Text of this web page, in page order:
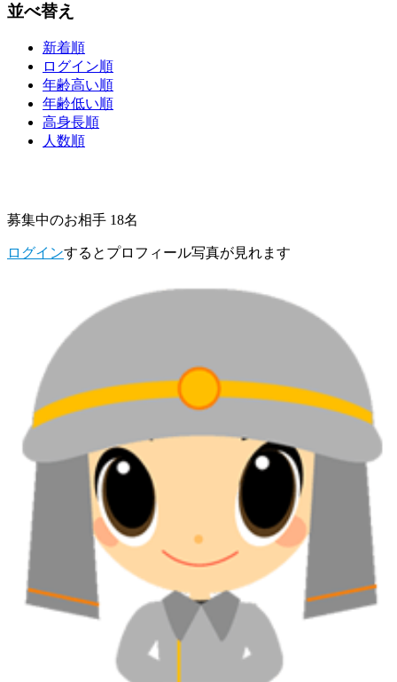
並べ替え
新着順
ログイン順
年齢高い順
年齢低い順
高身長順
人数順
募集中のお相手 18名
ログインするとプロフィール写真が見れます